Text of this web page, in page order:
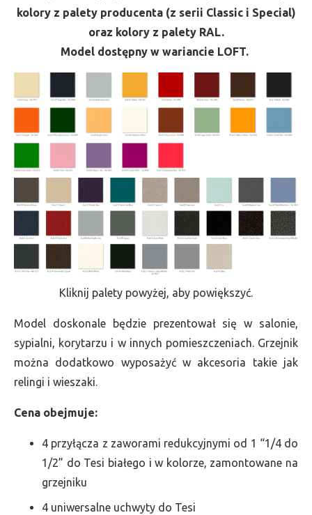
kolory z palety producenta (z serii Classic i Special)
oraz kolory z palety RAL.
Model dostępny w wariancie LOFT.
Kliknij palety powyżej, aby powiększyć.
Model doskonale będzie prezentował się w salonie,
sypialni, korytarzu i w innych pomieszczeniach. Grzejnik
można dodatkowo wyposażyć w akcesoria takie jak
relingi i wieszaki.
Cena obejmuje:
4 przyłącza z zaworami redukcyjnymi od 1 “1/4 do
1/2” do Tesi białego i w kolorze, zamontowane na
grzejniku
4 uniwersalne uchwyty do Tesi